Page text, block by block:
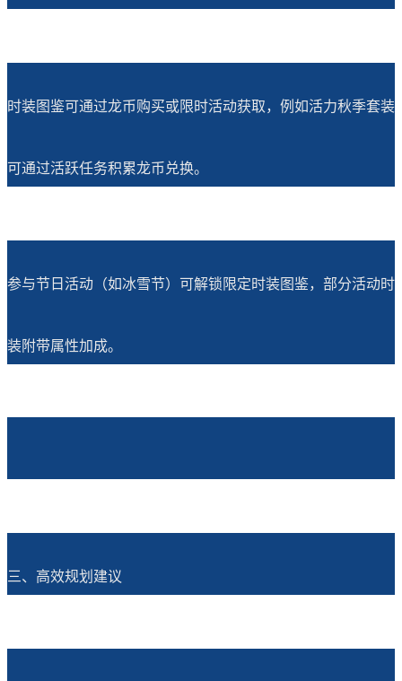
时装图鉴可通过龙币购买或限时活动获取，例如活力秋季套装
可通过活跃任务积累龙币兑换。
参与节日活动（如冰雪节）可解锁限定时装图鉴，部分活动时
装附带属性加成。
三、高效规划建议